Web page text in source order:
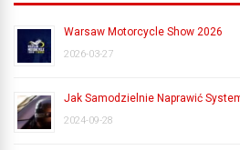
Warsaw Motorcycle Show 2026
2026-03-27
Jak Samodzielnie Naprawić
2024-09-28